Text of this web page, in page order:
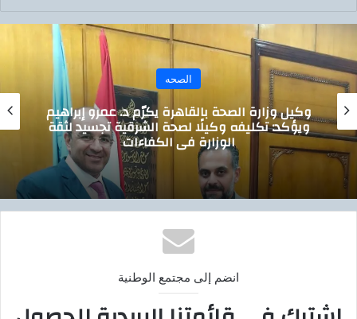
الصحه
وكيل وزارة الصحة بالقاهرة يكرّم د. عمرو إبراهيم
ويؤكد: تكليفه وكيلًا لصحة الشرقية تجسيد لثقة
الوزارة في الكفاءات
انضم إلى مجتمع الوطنية